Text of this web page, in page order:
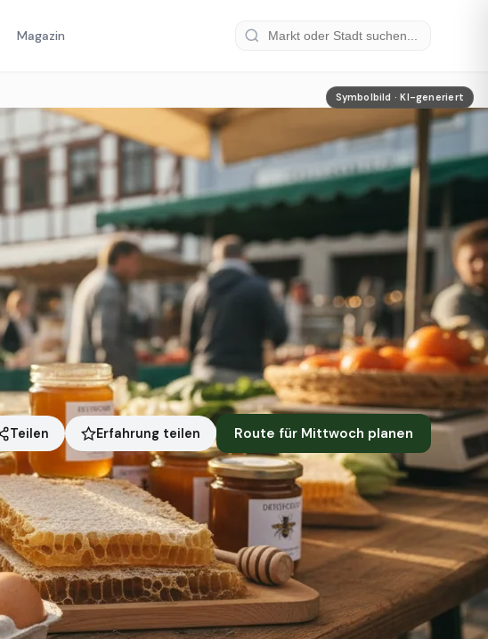
Magazin
Symbolbild · KI-generiert
Teilen Erfahrung teilen Route für Mittwoch planen
Symbolbild · KI-generiert
Status heute